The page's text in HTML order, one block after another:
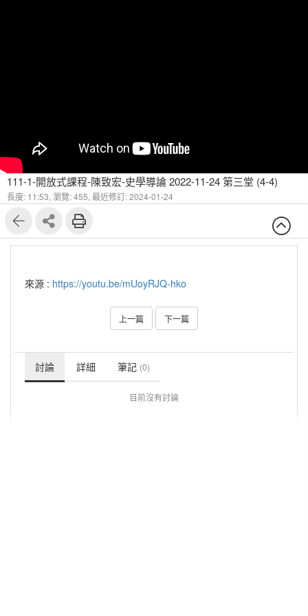
111-1-開放式課程-陳致宏-史學導論 2022-11-24 第三堂 (4-4)
長度: 11:53, 瀏覽: 455, 最近修訂: 2024-01-24
來源 : https://youtu.be/mUoyRJQ-hko
上一篇 下一篇
討論 詳細 筆記 (0)
目前沒有討論